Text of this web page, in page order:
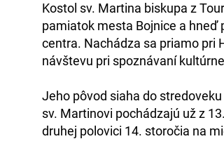
Kostol sv. Martina biskupa z
pamiatok mesta Bojnice a hneď
centra. Nachádza sa priamo pri
návštevu pri spoznávaní
Jeho pôvod siaha do stredoveku
sv. Martinovi pochádzajú už z
druhej polovici 14. storočia na